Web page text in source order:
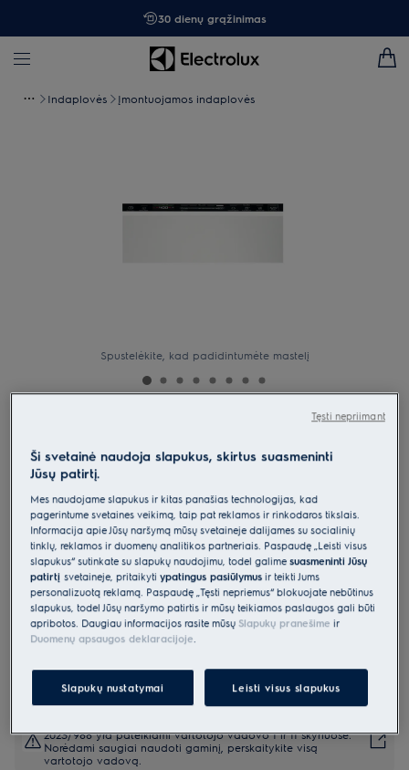
30 dienų grąžinimas
Indaplovės Įmontuojamos indaplovės
Spustelėkite, kad padidintumėte mastelį
Montuojama indaplovė 45 cm 700
serija „GlassCare“
4.9 (288)
Gaminio informacijos lapas
Pagrindiniai privalumai
Indaplovė „700 GlassCare“ taures apsaugo minkštais „SoftGrips“ ir
„SoftSpikes“.
Įtaisai „SoftGrips“ ir „SoftSpikes“ saugiai prilaiko jūsų stiklo indus
vietoje
Esant „MaxiFlex“, galima lengvai išplaut beveik visų formų ir dydžių
stalo įrankius.
2023/988 yra pateikiami vartotojo vadovo I ir II skyriuose.
Norėdami saugiai naudoti gaminį, perskaitykite visą
vartotojo vadovą.
Ši svetainė naudoja slapukus, skirtus suasmeninti
Jūsų patirtį.
Mes naudojame slapukus ir kitas panašias technologijas, kad
pagerintume svetainės veikimą, taip pat reklamos ir rinkodaros tikslais.
Informacija apie Jūsų naršymą mūsų svetainėje dalijamės su socialinių
tinklų, reklamos ir duomenų analitikos partneriais. Paspaudę „Leisti visus
slapukus“ sutinkate su slapukų naudojimu, todėl galimesuasmeninti Jūsų
patirtįsvetainėje, pritaikytiypatingus pasiūlymus ir teikti Jums
personalizuotą reklamą. Paspaudę „Tęsti nepriėmus“ blokuojate nebūtinus
slapukus, todėl Jūsų naršymo patirtis ir mūsų teikiamos paslaugos gali būti
apribotos. Daugiau informacijos rasite mūsų Slapukų pranešime ir
Duomenų apsaugos deklaracijoje.
Slapukų nustatymai Leisti visus slapukus
Tęsti nepriimant